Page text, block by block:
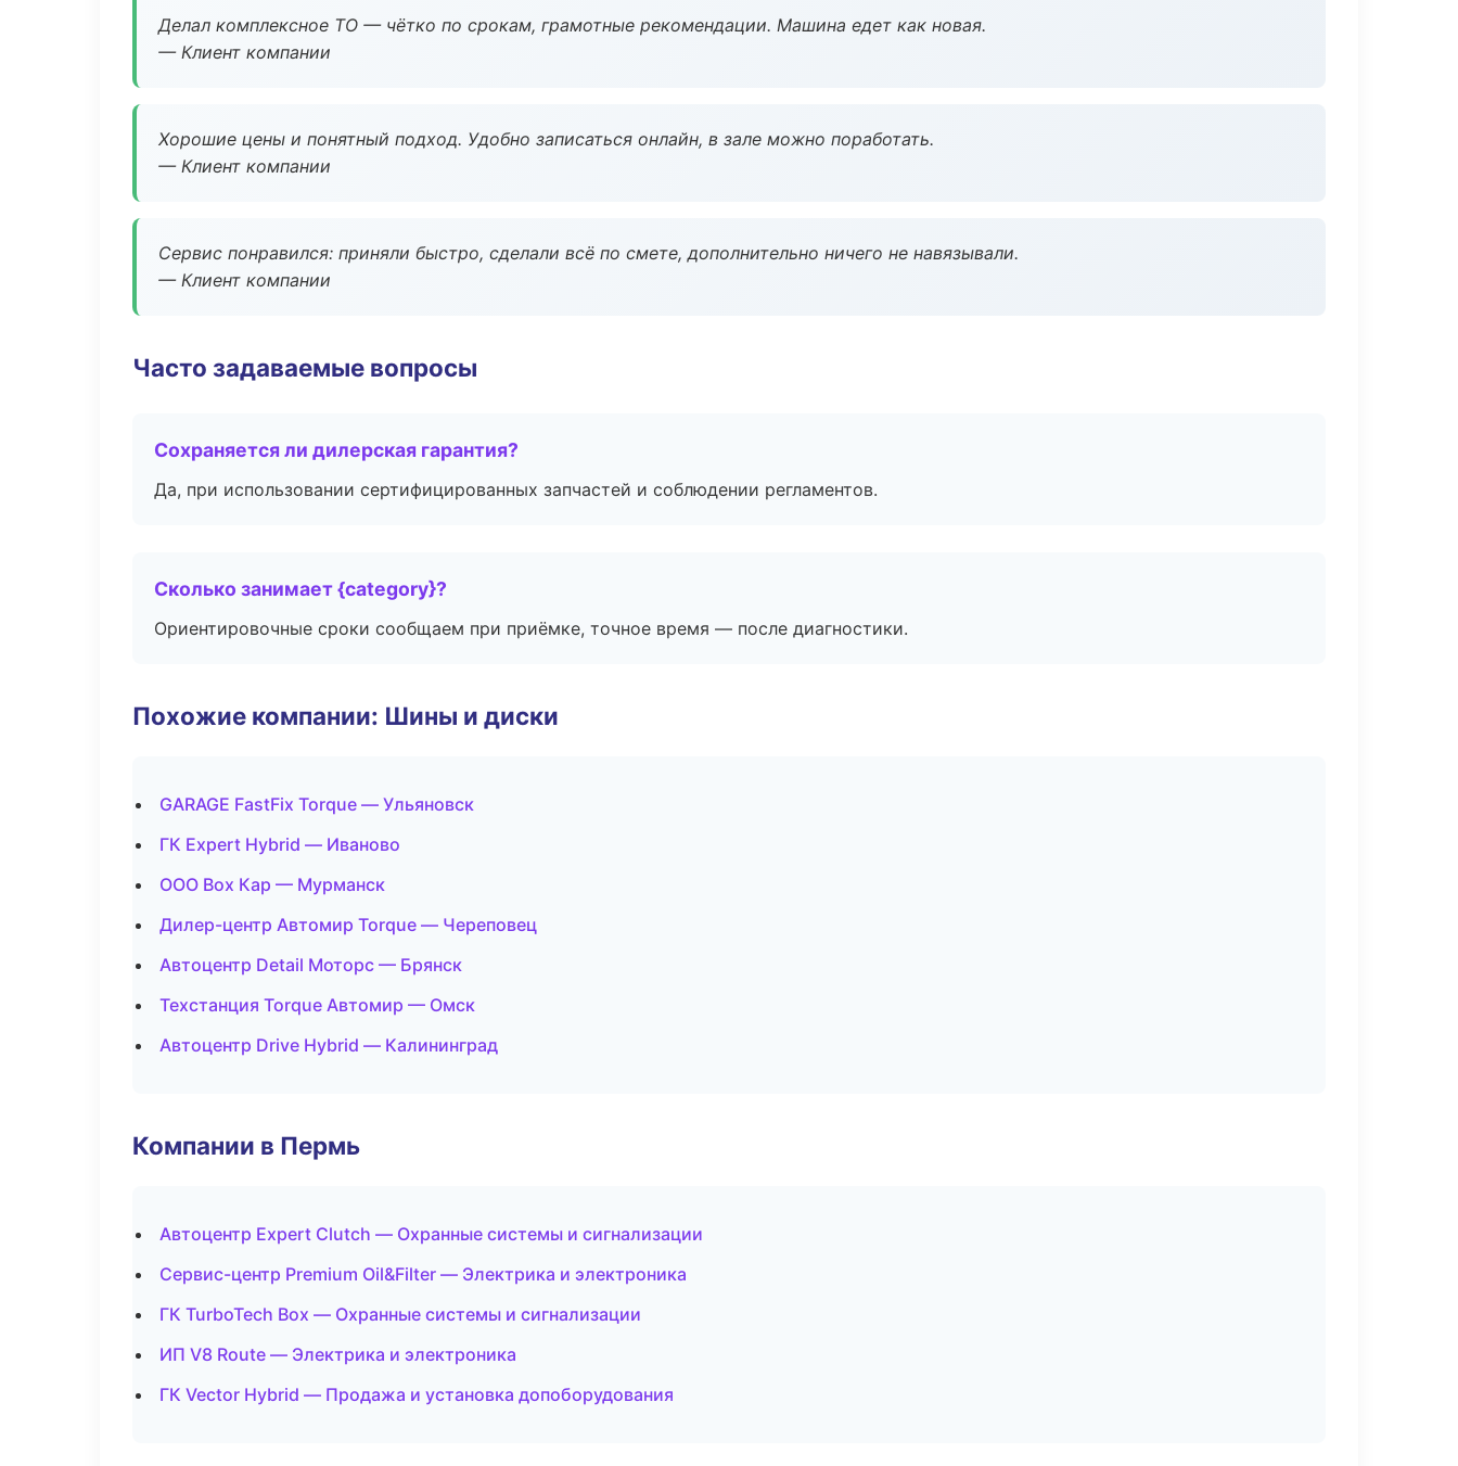
Делал комплексное ТО — чётко по срокам, грамотные рекомендации. Машина едет как новая.
— Клиент компании
Хорошие цены и понятный подход. Удобно записаться онлайн, в зале можно поработать.
— Клиент компании
Сервис понравился: приняли быстро, сделали всё по смете, дополнительно ничего не навязывали.
— Клиент компании
Часто задаваемые вопросы
Сохраняется ли дилерская гарантия?
Да, при использовании сертифицированных запчастей и соблюдении регламентов.
Сколько занимает {category}?
Ориентировочные сроки сообщаем при приёмке, точное время — после диагностики.
Похожие компании: Шины и диски
GARAGE FastFix Torque — Ульяновск
ГК Expert Hybrid — Иваново
ООО Box Кар — Мурманск
Дилер-центр Автомир Torque — Череповец
Автоцентр Detail Моторс — Брянск
Техстанция Torque Автомир — Омск
Автоцентр Drive Hybrid — Калининград
Компании в Пермь
Автоцентр Expert Clutch — Охранные системы и сигнализации
Сервис-центр Premium Oil&Filter — Электрика и электроника
ГК TurboTech Box — Охранные системы и сигнализации
ИП V8 Route — Электрика и электроника
ГК Vector Hybrid — Продажа и установка допоборудования